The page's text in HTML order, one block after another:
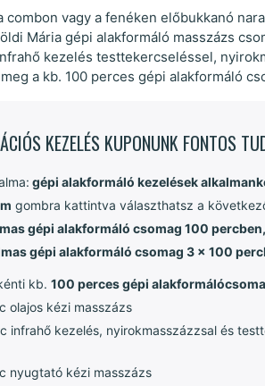
combon vagy a fenéken előbukkanó
Mária gépi alakformáló masszázs
kezelés testtekercseléssel,
a kb. 100 perces gépi alakformáló
KEZELÉS KUPONUNK FONTOS
gépi alakformáló kezelések
gombra kattintva választhatsz a
gépi alakformáló csomag 100 percben,
gépi alakformáló csomag 3 x 100
kb. 100 perces gépi alakformáló
olajos kézi masszázs
infrahő kezelés, nyirokmasszázzsal és
nyugtató kézi masszázs